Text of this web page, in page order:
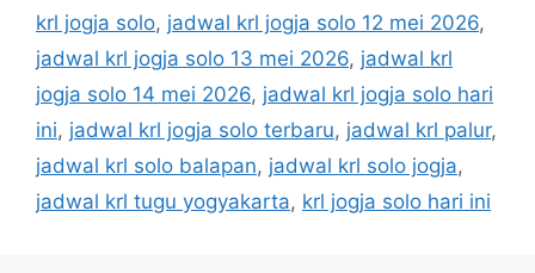
krl jogja solo, jadwal krl jogja solo 12 mei 2026,
jadwal krl jogja solo 13 mei 2026, jadwal krl
jogja solo 14 mei 2026, jadwal krl jogja solo hari
ini, jadwal krl jogja solo terbaru, jadwal krl palur,
jadwal krl solo balapan, jadwal krl solo jogja,
jadwal krl tugu yogyakarta, krl jogja solo hari ini